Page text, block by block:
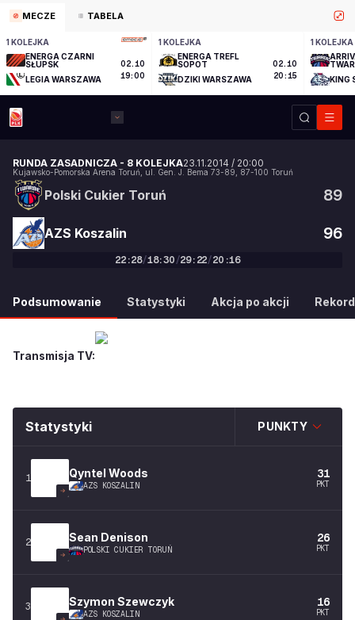
MECZE TABELA
1 KOLEJKA
ENERGA CZARNI
SŁUPSK
LEGIA WARSZAWA
02.10
19:00
1 KOLEJKA
ENERGA TREFL
SOPOT
DZIKI WARSZAWA
02.10
20:15
1 KOLEJKA
KING
RUNDA ZASADNICZA - 8 KOLEJKA23.11.2014 / 20:00
Kujawsko-Pomorska Arena Toruń ul. Gen. J. Bema 73-89 87-100 Toruń
Polski Cukier Toruń 89
96
AZS Koszalin
22:28/18:30 /29: 22/20 :16
89:96
Podsumowanie Statystyki Akcja po akcji
Transmisja TV:
Statystyki PUNKTY
1 Qyntel Woods
AZS KOSZALIN
31
PKT
2 Sean Denison
POLSKI CUKIER TORUŃ
26
PKT
3 Szymon Szewczyk
AZS KOSZALIN
16
PKT